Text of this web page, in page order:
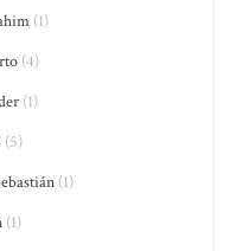
(1)
(4)
(1)
(5)
(1)
(1)